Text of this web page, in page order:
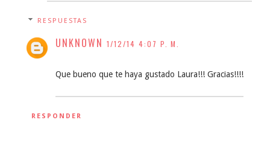
RESPUESTAS
UNKNOWN 1/12/14 4:07 P. M.
Que bueno que te haya gustado Laura!!! Gracias!!!!
RESPONDER